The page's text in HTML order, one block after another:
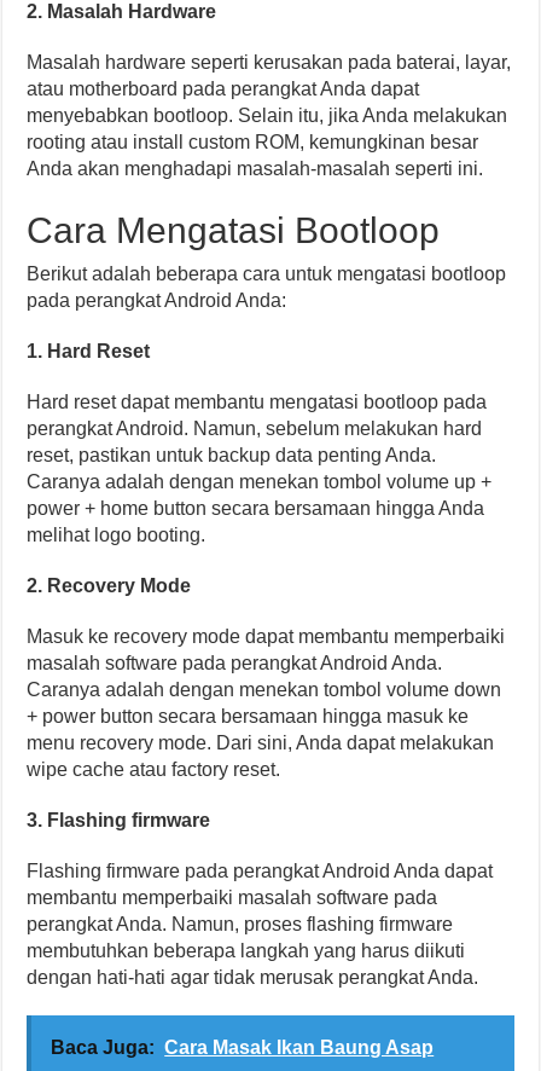
2. Masalah Hardware
Masalah hardware seperti kerusakan pada baterai, layar,
atau motherboard pada perangkat Anda dapat
menyebabkan bootloop. Selain itu, jika Anda melakukan
rooting atau install custom ROM, kemungkinan besar
Anda akan menghadapi masalah-masalah seperti ini.
Cara Mengatasi Bootloop
Berikut adalah beberapa cara untuk mengatasi bootloop
pada perangkat Android Anda:
1. Hard Reset
Hard reset dapat membantu mengatasi bootloop pada
perangkat Android. Namun, sebelum melakukan hard
reset, pastikan untuk backup data penting Anda.
Caranya adalah dengan menekan tombol volume up +
power + home button secara bersamaan hingga Anda
melihat logo booting.
2. Recovery Mode
Masuk ke recovery mode dapat membantu memperbaiki
masalah software pada perangkat Android Anda.
Caranya adalah dengan menekan tombol volume down
+ power button secara bersamaan hingga masuk ke
menu recovery mode. Dari sini, Anda dapat melakukan
wipe cache atau factory reset.
3. Flashing firmware
Flashing firmware pada perangkat Android Anda dapat
membantu memperbaiki masalah software pada
perangkat Anda. Namun, proses flashing firmware
membutuhkan beberapa langkah yang harus diikuti
dengan hati-hati agar tidak merusak perangkat Anda.
Baca Juga: Cara Masak Ikan Baung Asap